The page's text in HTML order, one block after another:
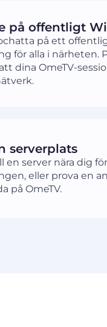
på offentligt
på ett
för alla i närheten.
dina OmeTV-
serverplats
en server nära dig
eller prova en
på OmeTV.